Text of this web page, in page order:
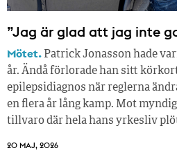
”Jag är glad att jag inte
Mötet. Patrick Jonasson hade
år. Ändå förlorade han sitt
epilepsidiagnos när reglerna
en flera år lång kamp. Mot
tillvaro där hela hans yrkesliv
20 MAJ, 2026